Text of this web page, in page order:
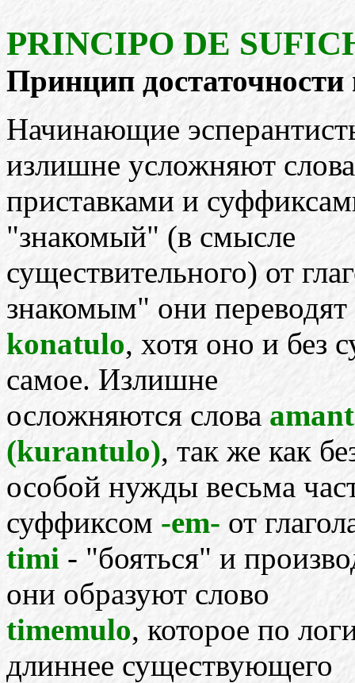
PRINCIPO DE
Принцип достаточности
Начинающие
излишне усложняют слова
приставками и
"знакомый" (в смысле
существительного) от
знакомым" они переводят
konatulo, хотя оно и без
самое. Излишне
осложняются слова
(kurantulo), так же как
особой нужды весьма
суффиксом -em- от
timi - "бояться" и
они образуют слово
timemulo, которое по
длиннее существующего